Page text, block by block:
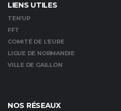
LIENS UTILES
TEN’UP
FFT
COMITÉ DE L’EURE
LIGUE DE NORMANDIE
VILLE DE GAILLON
NOS RÉSEAUX